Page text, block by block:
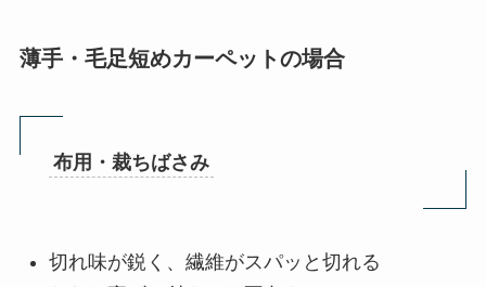
薄手・毛足短めカーペットの場合
布用・裁ちばさみ
切れ味が鋭く、繊維がスパッと切れる